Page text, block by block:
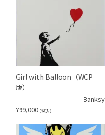
Girl with Balloon（WCP
版）
Banksy
¥99,000 （税込）